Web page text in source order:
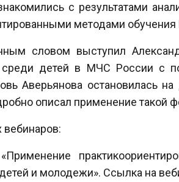
с результатами
методами
словом выступил
среди детей в МЧС России с
Аверьянова остановилась
описал применение такой
и молодежи». Ссылка на